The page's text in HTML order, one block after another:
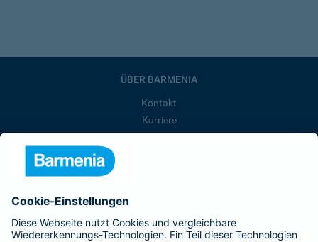
ÜBER BARMENIA
Kontakt
Karriere
Barmenia ist Teil der BarmeniaGothaer
BELIEBTE SEITEN